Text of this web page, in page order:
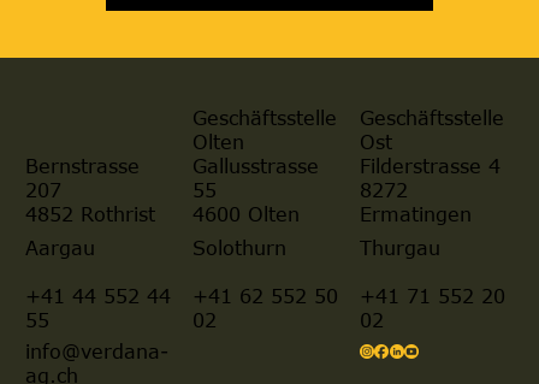
Bernstrasse
207
4852 Rothrist
Geschäftsstelle
Olten
Gallusstrasse
55
4600 Olten
Geschäftsstelle
Ost
Filderstrasse 4
8272
Ermatingen
Aargau
+41 44 552 44
55
Solothurn
+41 62 552 50
02
Thurgau
+41 71 552 20
02
info@verdana-
ag.ch